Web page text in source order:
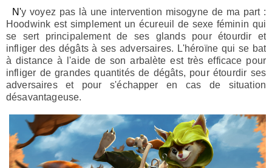
N'y voyez pas là une intervention misogyne de ma part :
Hoodwink est simplement un écureuil de sexe féminin qui
se sert principalement de ses glands pour étourdir et
infliger des dégâts à ses adversaires. L'héroïne qui se bat
à distance à l'aide de son arbalète est très efficace pour
infliger de grandes quantités de dégâts, pour étourdir ses
adversaires et pour s'échapper en cas de situation
désavantageuse.